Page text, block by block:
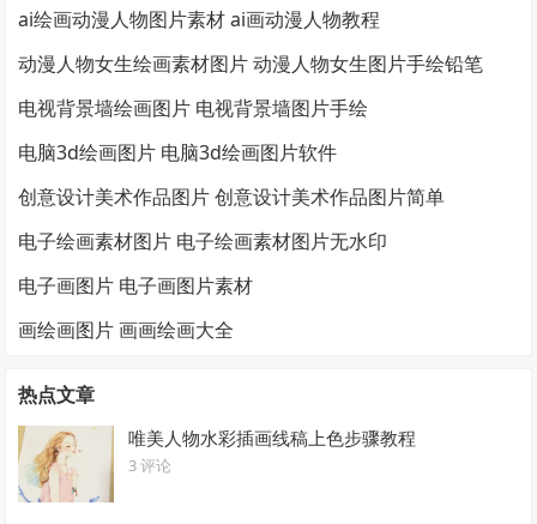
ai绘画动漫人物图片素材 ai画动漫人物教程
动漫人物女生绘画素材图片 动漫人物女生图片手绘铅笔
电视背景墙绘画图片 电视背景墙图片手绘
电脑3d绘画图片 电脑3d绘画图片软件
创意设计美术作品图片 创意设计美术作品图片简单
电子绘画素材图片 电子绘画素材图片无水印
电子画图片 电子画图片素材
画绘画图片 画画绘画大全
热点文章
唯美人物水彩插画线稿上色步骤教程
3 评论